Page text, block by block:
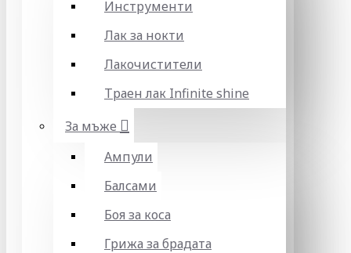
Инструменти
Лак за нокти
Лакочистители
Траен лак Infinite shine
За мъже
Ампули
Балсами
Боя за коса
Грижа за брадата